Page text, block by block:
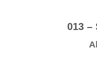
013 –